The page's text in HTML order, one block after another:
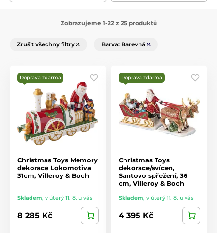
Zobrazujeme 1-22 z 25 produktů
Zrušit všechny filtry Barva: Barevná
Doprava zdarma
Christmas Toys Memory
dekorace Lokomotiva
31cm, Villeroy & Boch
Skladem, v úterý 11. 8. u vás
8 285 Kč
Doprava zdarma
Christmas Toys
dekorace/svícen,
Santovo spřežení, 36
cm, Villeroy & Boch
Skladem, v úterý 11. 8. u vás
4 395 Kč